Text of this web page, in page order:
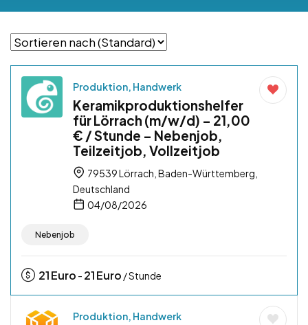
Produktion, Handwerk
Keramikproduktionshelfer
für Lörrach (m/w/d) – 21,00
€ / Stunde – Nebenjob,
Teilzeitjob, Vollzeitjob
79539 Lörrach, Baden-Württemberg,
Deutschland
04/08/2026
Nebenjob
21Euro - 21Euro / Stunde
Produktion, Handwerk